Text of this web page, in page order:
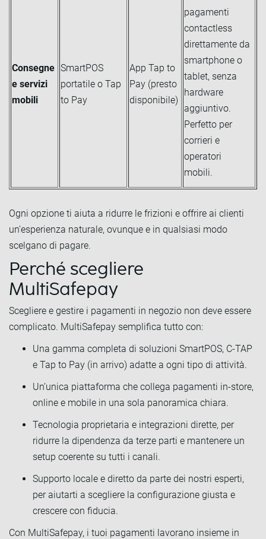
Consegne
e servizi
mobili
SmartPOS
portatile o Tap
to Pay
App Tap to
Pay (presto
disponibile)
pagamenti
contactless
direttamente da
smartphone o
tablet, senza
hardware
aggiuntivo.
Perfetto per
corrieri e
operatori
mobili.
Ogni opzione ti aiuta a ridurre le frizioni e offrire ai clienti
un’esperienza naturale, ovunque e in qualsiasi modo
scelgano di pagare.
Perché scegliere
MultiSafepay
Scegliere e gestire i pagamenti in negozio non deve essere
complicato. MultiSafepay semplifica tutto con:
Una gamma completa di soluzioni SmartPOS, C-TAP
e Tap to Pay (in arrivo) adatte a ogni tipo di attività.
Un’unica piattaforma che collega pagamenti in-store,
online e mobile in una sola panoramica chiara.
Tecnologia proprietaria e integrazioni dirette, per
ridurre la dipendenza da terze parti e mantenere un
setup coerente su tutti i canali.
Supporto locale e diretto da parte dei nostri esperti,
per aiutarti a scegliere la configurazione giusta e
crescere con fiducia.
Con MultiSafepay, i tuoi pagamenti lavorano insieme in